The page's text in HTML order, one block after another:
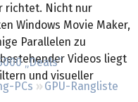
„Deals“
PCs
GPU-Rangliste
richtet. Nicht nur
Windows Movie Maker,
Parallelen zu
Videos liegt
und visueller